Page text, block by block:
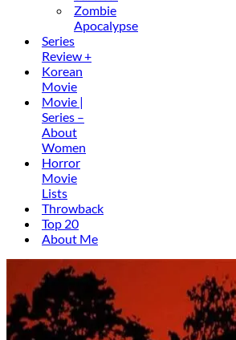
Zombie
Apocalypse
Series
Review +
Korean
Movie
Movie |
Series –
About
Women
Horror
Movie
Lists
Throwback
Top 20
About Me